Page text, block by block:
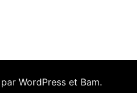
parWordPress et Bam.